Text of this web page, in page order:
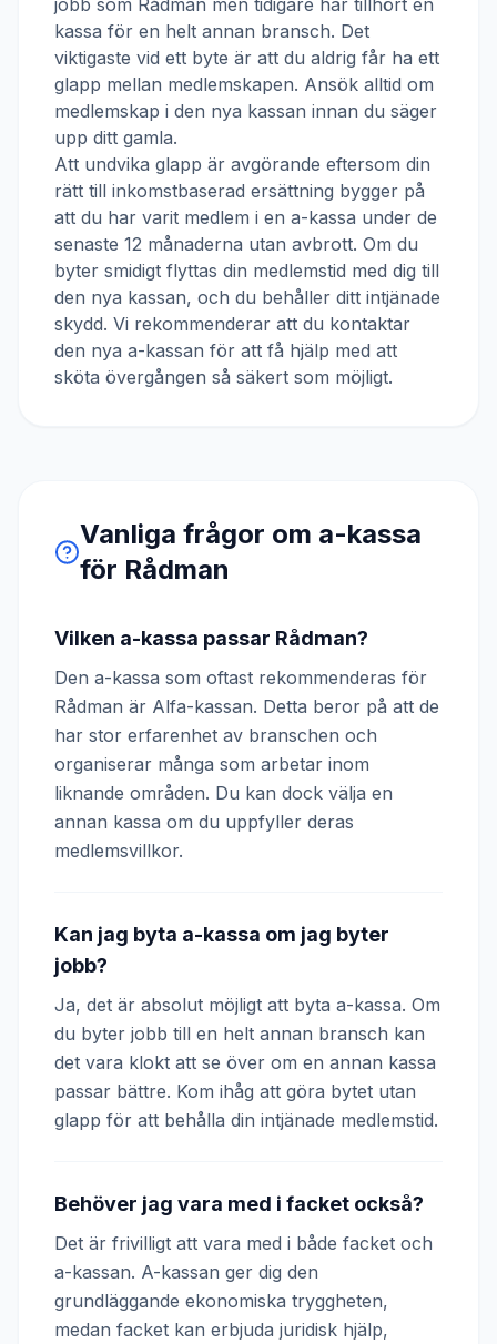
jobb som Rådman men tidigare har tillhört en
kassa för en helt annan bransch. Det
viktigaste vid ett byte är att du aldrig får ha ett
glapp mellan medlemskapen. Ansök alltid om
medlemskap i den nya kassan innan du säger
upp ditt gamla.
Att undvika glapp är avgörande eftersom din
rätt till inkomstbaserad ersättning bygger på
att du har varit medlem i en a-kassa under de
senaste 12 månaderna utan avbrott. Om du
byter smidigt flyttas din medlemstid med dig till
den nya kassan, och du behåller ditt intjänade
skydd. Vi rekommenderar att du kontaktar
den nya a-kassan för att få hjälp med att
sköta övergången så säkert som möjligt.
Vanliga frågor om a-kassa
för Rådman
Vilken a-kassa passar Rådman?
Den a-kassa som oftast rekommenderas för
Rådman är Alfa-kassan. Detta beror på att de
har stor erfarenhet av branschen och
organiserar många som arbetar inom
liknande områden. Du kan dock välja en
annan kassa om du uppfyller deras
medlemsvillkor.
Kan jag byta a-kassa om jag byter
jobb?
Ja, det är absolut möjligt att byta a-kassa. Om
du byter jobb till en helt annan bransch kan
det vara klokt att se över om en annan kassa
passar bättre. Kom ihåg att göra bytet utan
glapp för att behålla din intjänade medlemstid.
Behöver jag vara med i facket också?
Det är frivilligt att vara med i både facket och
a-kassan. A-kassan ger dig den
grundläggande ekonomiska tryggheten,
medan facket kan erbjuda juridisk hjälp,